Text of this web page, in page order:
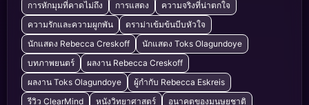
การหักมุมที่คาดไม่ถึง
การแสดง
ความจริงที่น่าตกใจ
ความรักและความผูกพัน
ดราม่าเข้มข้นบีบหัวใจ
นักแสดง Rebecca Creskoff
นักแสดง Toks Olagundoye
บทภาพยนตร์
ผลงาน Rebecca Creskoff
ผลงาน Toks Olagundoye
ผู้กำกับ Rebecca Eskreis
รีวิว ClearMind
หนังวิทยาศาสตร์
อนาคตของมนุษยชาติ